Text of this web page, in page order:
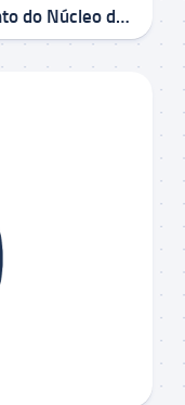
Corrigir para Ativar Isolamento do Núcleo de Integridade da Memória no Windows 10/11